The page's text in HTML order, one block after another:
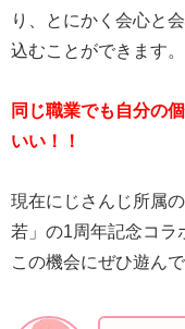
り、とにかく会心と
込むことができます。
同じ職業でも自分の
いい！！
現在にじさんじ所属
若」の1周年記念コラ
この機会にぜひ遊ん